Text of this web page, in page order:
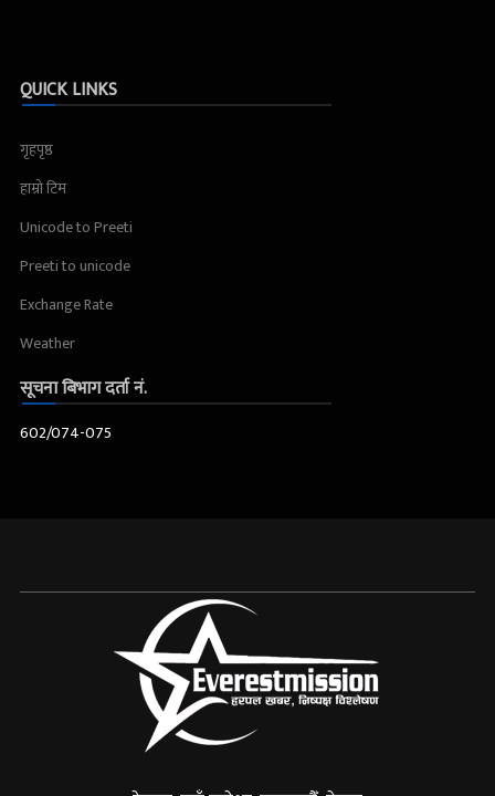
QUICK LINKS
गृहपृष्ठ
हाम्रो टिम
Unicode to Preeti
Preeti to unicode
Exchange Rate
Weather
सूचना बिभाग दर्ता नं.
602/074-075